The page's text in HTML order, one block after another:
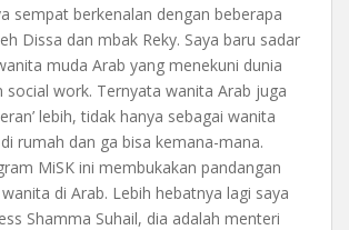
sempat berkenalan dengan beberapa
Dissa dan mbak Reky. Saya baru sadar
muda Arab yang menekuni dunia
social work. Ternyata wanita Arab juga
lebih, tidak hanya sebagai wanita
rumah dan ga bisa kemana-mana.
MiSK ini membukakan pandangan
di Arab. Lebih hebatnya lagi saya
Shamma Suhail, dia adalah menteri